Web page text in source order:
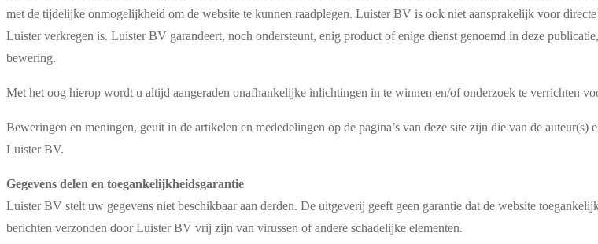
met de tijdelijke onmogelijkheid om de website te kunnen raadplegen. Luister BV is ook niet aansprakelijk voor
Luister verkregen is. Luister BV garandeert, noch ondersteunt, enig product of enige dienst genoemd in deze
bewering.
Met het oog hierop wordt u altijd aangeraden onafhankelijke inlichtingen in te winnen en/of onderzoek te verrichten
Beweringen en meningen, geuit in de artikelen en mededelingen op de pagina’s van deze site zijn die van de
Luister BV.
Gegevens delen en toegankelijkheidsgarantie
Luister BV stelt uw gegevens niet beschikbaar aan derden. De uitgeverij geeft geen garantie dat de website
berichten verzonden door Luister BV vrij zijn van virussen of andere schadelijke elementen.